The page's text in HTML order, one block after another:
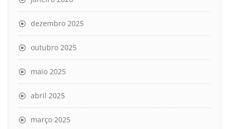
dezembro 2025
outubro 2025
maio 2025
abril 2025
março 2025